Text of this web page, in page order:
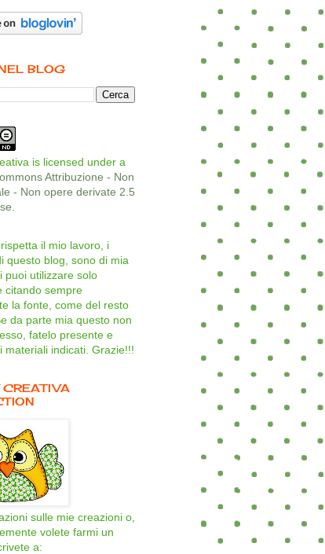
BLOG
is licensed under a
Attribuzione - Non
- Non opere derivate 2.5
il mio lavoro, i
questo blog, sono di mia
puoi utilizzare solo
citando sempre
la fonte, come del resto
da parte mia questo non
fatelo presente e
materiali indicati. Grazie!!!
CREATIVA
sulle mie creazioni o,
volete farmi un
a: